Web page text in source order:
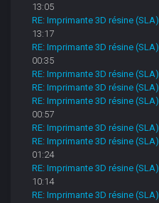
13:05
RE: Imprimante 3D résine (SLA)
13:17
RE: Imprimante 3D résine (SLA)
00:35
RE: Imprimante 3D résine (SLA)
RE: Imprimante 3D résine (SLA)
RE: Imprimante 3D résine (SLA)
00:57
RE: Imprimante 3D résine (SLA)
RE: Imprimante 3D résine (SLA)
01:24
RE: Imprimante 3D résine (SLA)
10:14
RE: Imprimante 3D résine (SLA)